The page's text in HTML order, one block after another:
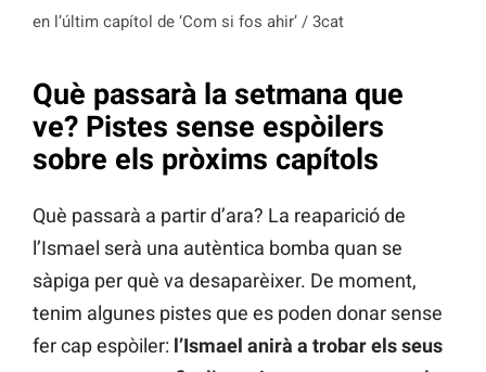
en l’últim capítol de ‘Com si fos ahir’ / 3cat
Què passarà la setmana que
ve? Pistes sense espòilers
sobre els pròxims capítols
Què passarà a partir d’ara? La reaparició de
l’Ismael serà una autèntica bomba quan se
sàpiga per què va desaparèixer. De moment,
tenim algunes pistes que es poden donar sense
fer cap espòiler: l’Ismael anirà a trobar els seus